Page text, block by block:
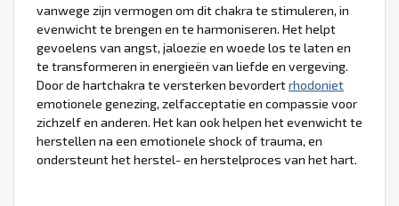
vanwege zijn vermogen om dit chakra te stimuleren, in
evenwicht te brengen en te harmoniseren. Het helpt
gevoelens van angst, jaloezie en woede los te laten en
te transformeren in energieën van liefde en vergeving.
Door de hartchakra te versterken bevordertrhodoniet
emotionele genezing, zelfacceptatie en compassie voor
zichzelf en anderen. Het kan ook helpen het evenwicht te
herstellen na een emotionele shock of trauma, en
ondersteunt het herstel- en herstelproces van het hart.